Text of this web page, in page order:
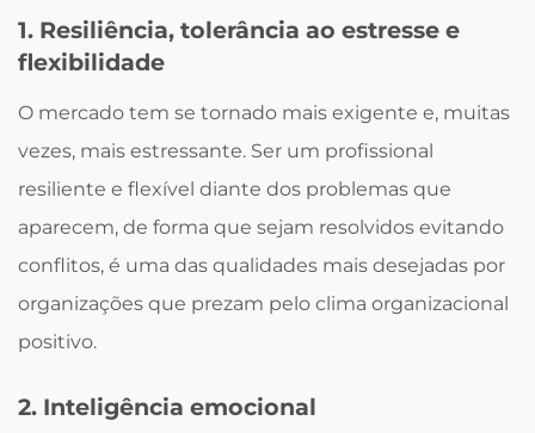
1. Resiliência, tolerância ao estresse e
flexibilidade
O mercado tem se tornado mais exigente e, muitas
vezes, mais estressante. Ser um profissional
resiliente e flexível diante dos problemas que
aparecem, de forma que sejam resolvidos evitando
conflitos, é uma das qualidades mais desejadas por
organizações que prezam pelo clima organizacional
positivo.
2. Inteligência emocional